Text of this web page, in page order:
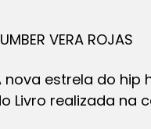
VERA ROJAS
nova estrela do hip
Livro realizada na